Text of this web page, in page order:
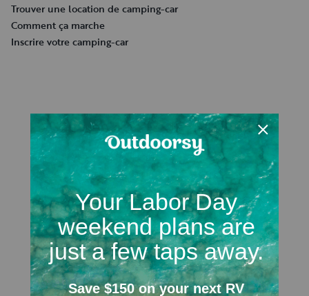
Trouver une location de camping-car
Comment ça marche
Inscrire votre camping-car